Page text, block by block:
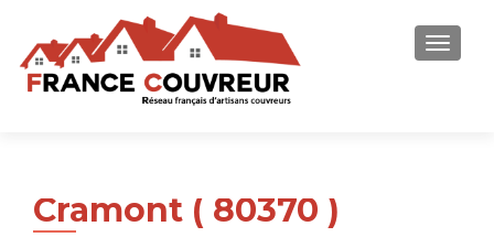
Cramont ( 80370 )